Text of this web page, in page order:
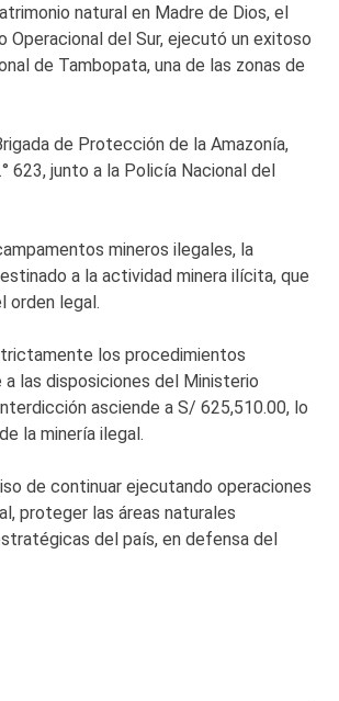
natural en Madre de Dios, el
Operacional del Sur, ejecutó un exitoso
de Tambopata, una de las zonas de
de Protección de la Amazonía,
junto a la Policía Nacional del
mineros ilegales, la
a la actividad minera ilícita, que
orden legal.
los procedimientos
las disposiciones del Ministerio
asciende a S/ 625,510.00, lo
la minería ilegal.
de continuar ejecutando operaciones
proteger las áreas naturales
del país, en defensa del